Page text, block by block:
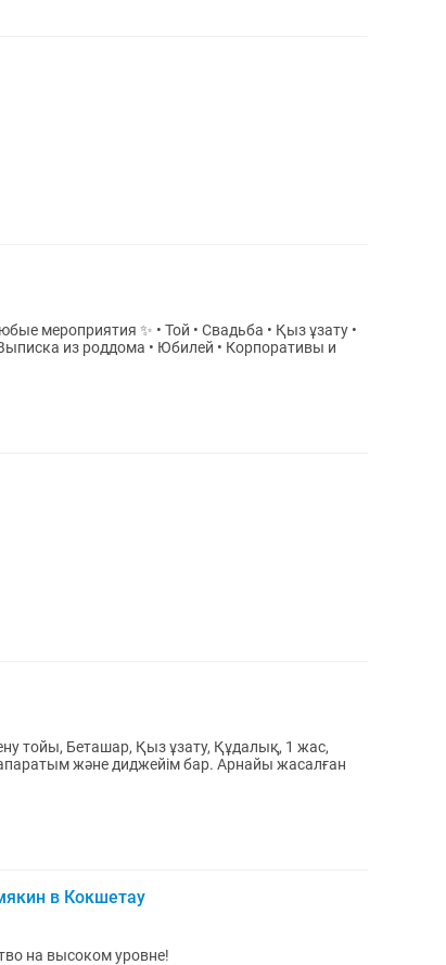
Той • Свадьба • Қыз ұзату •
из роддома • Юбилей • Корпоративы и
в Кокшетау
на высоком уровне!